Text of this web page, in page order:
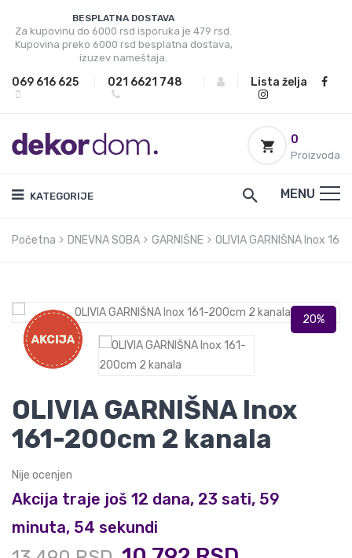
BESPLATNA DOSTAVA
Za kupovinu do 6000 rsd isporuka je 479 rsd.
Kupovina preko 6000 rsd besplatna dostava,
izuzev nameštaja.
069 616 625 021 6621 748 Lista želja
0
Proizvoda
KATEGORIJE MENU
Početna DNEVNA SOBA GARNIŠNE OLIVIA GARNIŠNA Inox
OLIVIA GARNIŠNA Inox
161-200cm 2 kanala
Nije ocenjen
Akcija traje još 12 dana, 23 sati, 59
minuta, 53 sekundi